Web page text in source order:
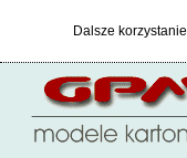
Dalsze